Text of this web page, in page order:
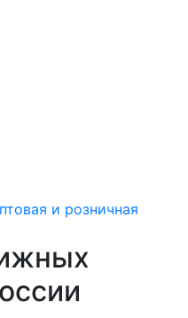
и розничная